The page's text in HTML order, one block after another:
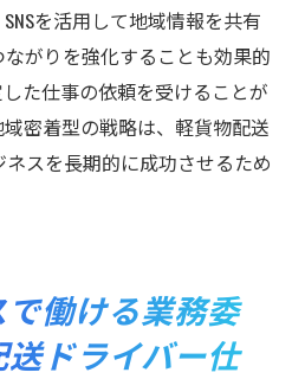
を活用して地域情報を共有
がりを強化することも効果的
た仕事の依頼を受けることが
密着型の戦略は、軽貨物配送
スを長期的に成功させるため
働ける業務委
ドライバー仕